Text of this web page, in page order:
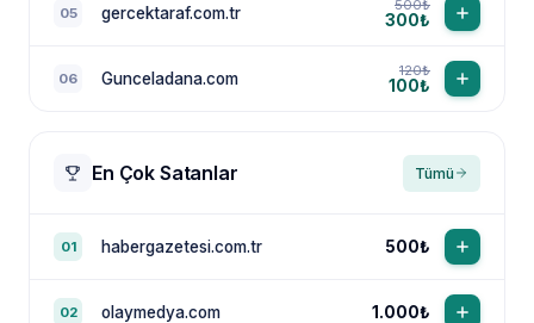
05 gercektaraf.com.tr 500₺
300₺
06 Gunceladana.com 120₺
100₺
En Çok Satanlar Tümü
01 habergazetesi.com.tr 500₺
02 olaymedya.com 1.000₺